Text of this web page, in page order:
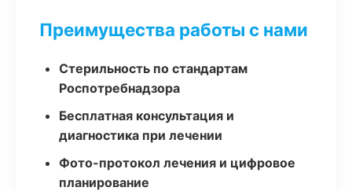
Преимущества работы с нами
Стерильность по стандартам
Роспотребнадзора
Бесплатная консультация и
диагностика при лечении
Фото-протокол лечения и цифровое
планирование